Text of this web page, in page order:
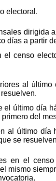
electoral.
dirigida
días a partir
censo
al
último día
del
al último día
se
en el
mismo